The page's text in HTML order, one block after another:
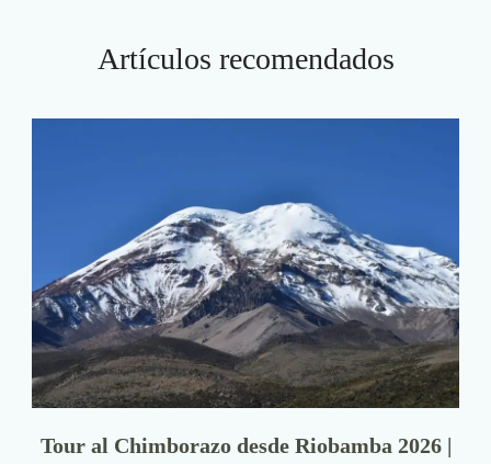
Artículos recomendados
Tour al Chimborazo desde Riobamba 2026 |